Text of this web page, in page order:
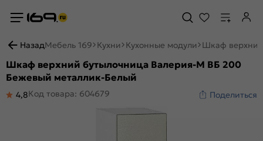
НазадМебель 169 Кухни Кухонные модули Шкаф
Шкаф верхний бутылочница Валерия-М ВБ 200
Бежевый металлик-Белый
4,8Код товара: 604679 Поделиться